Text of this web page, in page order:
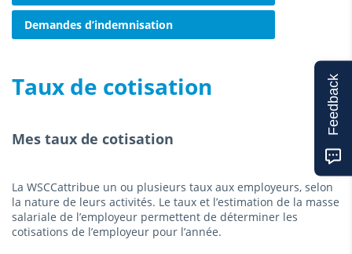
Demandes d’indemnisation
Taux de cotisation
Mes taux de cotisation
La WSCCattribue un ou plusieurs taux aux employeurs, selon
la nature de leurs activités. Le taux et l’estimation de la masse
salariale de l’employeur permettent de déterminer les
cotisations de l’employeur pour l’année.
Feedback